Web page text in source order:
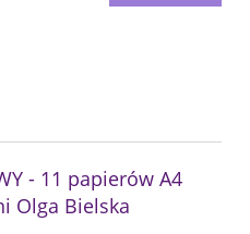
- 11 papierów A4
Olga Bielska